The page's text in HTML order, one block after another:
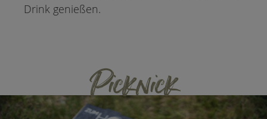
Drink genießen.
Picknick